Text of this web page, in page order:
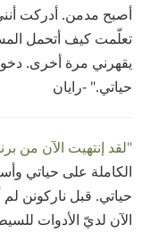
أصبح مدمن. أدركت
تعلّمت كيف أتحمل
يقهرني مرة أخرى.
حياتي." -رايان
"لقد إنتهيت الآن من
الكاملة على حياتي
حياتي. قبل ناركونن
الآن لديّ الأدوات